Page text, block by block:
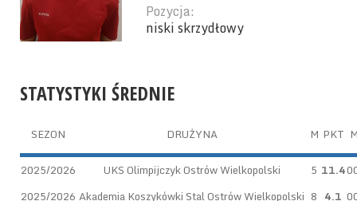
Pozycja:
niski skrzydłowy
STATYSTYKI ŚREDNIE
SEZON DRUŻYNA M PKT
2025/2026 UKS Olimpijczyk Ostrów Wielkopolski 5 11.4
2025/2026 Akademia Koszykówki Stal Ostrów Wielkopolski 8 4.1